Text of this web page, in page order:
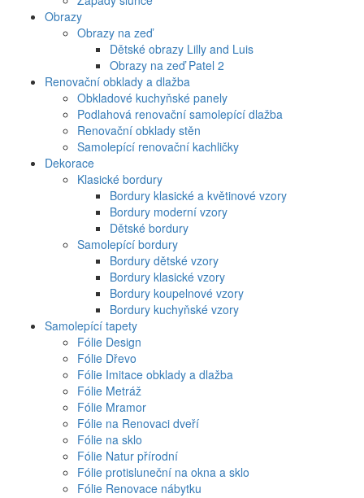
Obrazy
Obrazy na zeď
Dětské obrazy Lilly and Luis
Obrazy na zeď Patel 2
Renovační obklady a dlažba
Obkladové kuchyňské panely
Podlahová renovační samolepící dlažba
Renovační obklady stěn
Samolepící renovační kachličky
Dekorace
Klasické bordury
Bordury klasické a květinové vzory
Bordury moderní vzory
Dětské bordury
Samolepící bordury
Bordury dětské vzory
Bordury klasické vzory
Bordury koupelnové vzory
Bordury kuchyňské vzory
Samolepící tapety
Fólie Design
Fólie Dřevo
Fólie Imitace obklady a dlažba
Fólie Metráž
Fólie Mramor
Fólie na Renovaci dveří
Fólie na sklo
Fólie Natur přírodní
Fólie protisluneční na okna a sklo
Fólie Renovace nábytku